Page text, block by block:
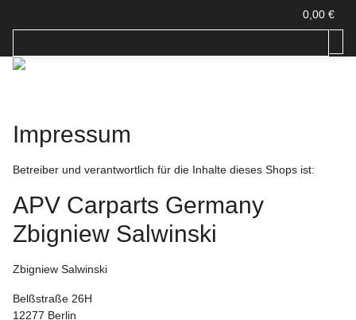
0,00 €
Impressum
Betreiber und verantwortlich für die Inhalte dieses Shops ist:
APV Carparts Germany
Zbigniew Salwinski
Zbigniew Salwinski
Belßstraße 26H
12277 Berlin